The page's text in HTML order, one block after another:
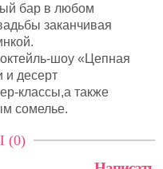
бар в любом
заканчивая
шоу «Цепная
и десерт
классы,а также
сомелье.
(0)